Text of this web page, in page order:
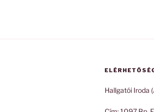
Hallgatói Iroda